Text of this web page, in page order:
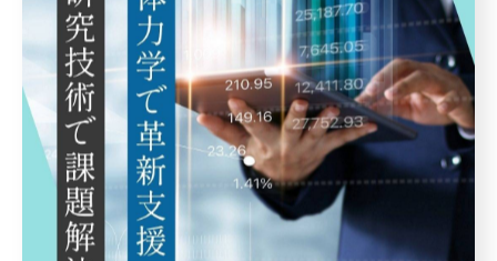
2025/08/18
カテゴリー Categories
全てのカテゴリー
研究技術